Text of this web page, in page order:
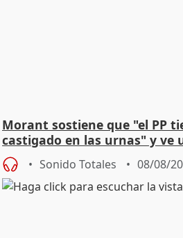
Morant sostiene que "el PP
castigado en las urnas" y ve
cambio"
Sonido Totales 08/08/